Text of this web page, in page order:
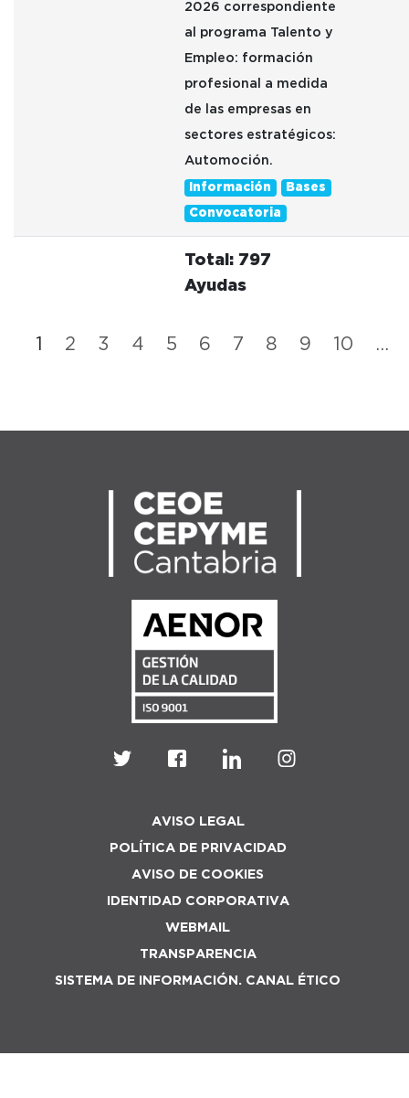
2026 correspondiente
al programa Talento y
Empleo: formación
profesional a medida
de las empresas en
sectores estratégicos:
Automoción.
Información Bases
Convocatoria
Total: 797
Ayudas
1 2 3 4 5 6 7 8 9 10 ...
AVISO LEGAL
POLÍTICA DE PRIVACIDAD
AVISO DE COOKIES
IDENTIDAD CORPORATIVA
WEBMAIL
TRANSPARENCIA
SISTEMA DE INFORMACIÓN. CANAL ÉTICO